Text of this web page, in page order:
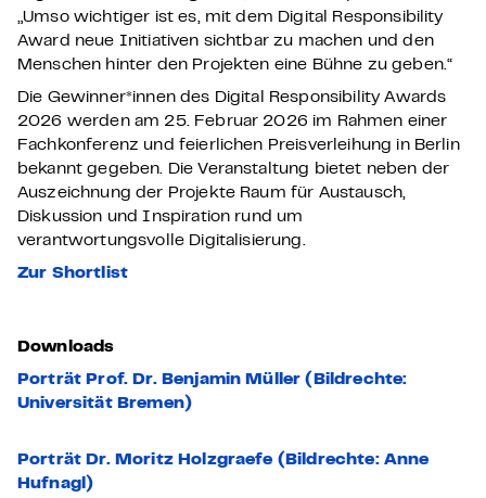
„Umso wichtiger ist es, mit dem Digital Responsibility
Award neue Initiativen sichtbar zu machen und den
Menschen hinter den Projekten eine Bühne zu geben.“
Die Gewinner*innen des Digital Responsibility Awards
2026 werden am 25. Februar 2026 im Rahmen einer
Fachkonferenz und feierlichen Preisverleihung in Berlin
bekannt gegeben. Die Veranstaltung bietet neben der
Auszeichnung der Projekte Raum für Austausch,
Diskussion und Inspiration rund um
verantwortungsvolle Digitalisierung.
Zur Shortlist
Downloads
Porträt Prof. Dr. Benjamin Müller (Bildrechte:
Universität Bremen)
Porträt Dr. Moritz Holzgraefe (Bildrechte: Anne
Hufnagl)